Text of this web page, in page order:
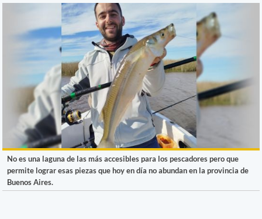
No es una laguna de las más accesibles para los pescadores pero que
permite lograr esas piezas que hoy en día no abundan en la provincia de
Buenos Aires.